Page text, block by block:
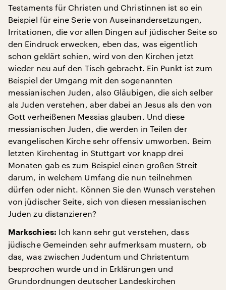
Testaments für Christen und Christinnen ist so ein
Beispiel für eine Serie von Auseinandersetzungen,
Irritationen, die vor allen Dingen auf jüdischer Seite so
den Eindruck erwecken, eben das, was eigentlich
schon geklärt schien, wird von den Kirchen jetzt
wieder neu auf den Tisch gebracht. Ein Punkt ist zum
Beispiel der Umgang mit den sogenannten
messianischen Juden, also Gläubigen, die sich selber
als Juden verstehen, aber dabei an Jesus als den von
Gott verheißenen Messias glauben. Und diese
messianischen Juden, die werden in Teilen der
evangelischen Kirche sehr offensiv umworben. Beim
letzten Kirchentag in Stuttgart vor knapp drei
Monaten gab es zum Beispiel einen großen Streit
darum, in welchem Umfang die nun teilnehmen
dürfen oder nicht. Können Sie den Wunsch verstehen
von jüdischer Seite, sich von diesen messianischen
Juden zu distanzieren?
Markschies: Ich kann sehr gut verstehen, dass
jüdische Gemeinden sehr aufmerksam mustern, ob
das, was zwischen Judentum und Christentum
besprochen wurde und in Erklärungen und
Grundordnungen deutscher Landeskirchen